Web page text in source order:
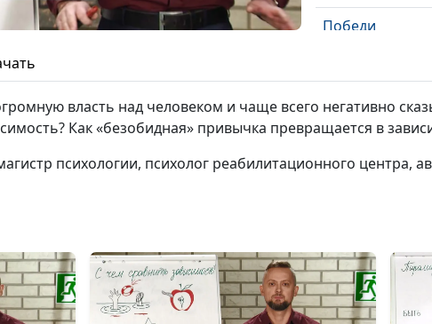
Победи
зависимость! С
Победи
зависимость! А
можно ли ее
власть над человеком и чаще всего негативно
Как «безобидная» привычка превращается в
психологии, психолог реабилитационного центра,